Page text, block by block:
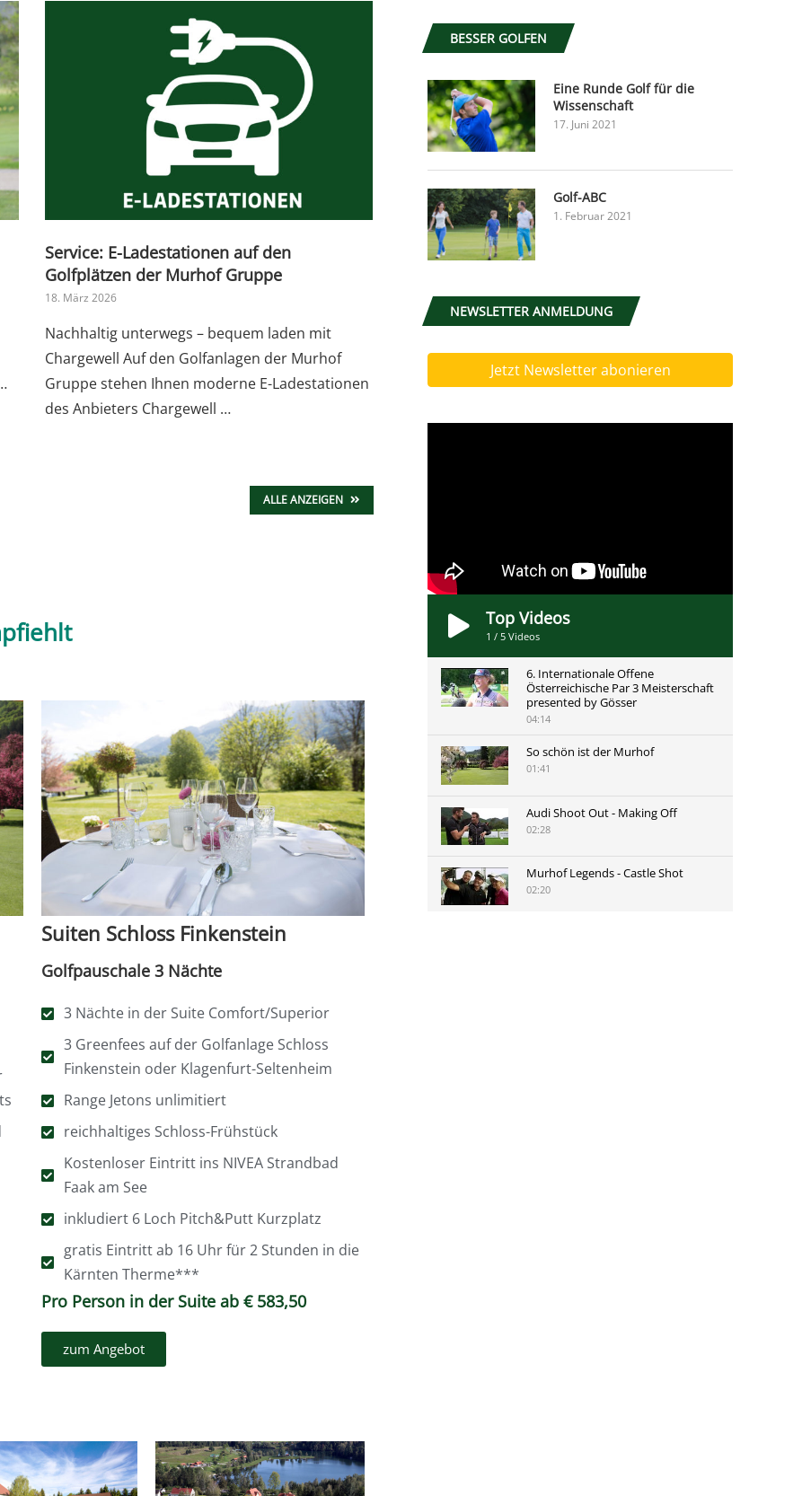
Service: E-Ladestationen auf den
Golfplätzen der Murhof Gruppe
18. März 2026
Nachhaltig unterwegs – bequem laden mit
Chargewell Auf den Golfanlagen der Murhof
Gruppe stehen Ihnen moderne E-Ladestationen
des Anbieters Chargewell …
ALLE ANZEIGEN
Suiten Schloss Finkenstein
Golfpauschale 3 Nächte
3 Nächte in der Suite Comfort/Superior
3 Greenfees auf der Golfanlage Schloss
Finkenstein oder Klagenfurt-Seltenheim
Range Jetons unlimitiert
reichhaltiges Schloss-Frühstück
Kostenloser Eintritt ins NIVEA Strandbad
Faak am See
inkludiert 6 Loch Pitch&Putt Kurzplatz
gratis Eintritt ab 16 Uhr für 2 Stunden in die
Kärnten Therme***
Pro Person in der Suite ab € 583,50
zum Angebot
BESSER GOLFEN
Eine Runde Golf für die
Wissenschaft
17. Juni 2021
Golf-ABC
1. Februar 2021
NEWSLETTER ANMELDUNG
Jetzt Newsletter abonieren
Top Videos
1 / 5 Videos
6. Internationale Offene
Österreichische Par 3 Meisterschaft
presented by Gösser
04:14
So schön ist der Murhof
01:41
Audi Shoot Out - Making Off
02:28
Murhof Legends - Castle Shot
02:20